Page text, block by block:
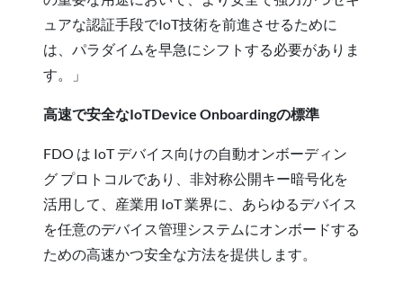
ュアな認証手段でIoT技術を前進させるために
は、パラダイムを早急にシフトする必要がありま
す。」
高速で安全なIoTDevice Onboardingの標準
FDO は IoT デバイス向けの自動オンボーディン
グ プロトコルであり、非対称公開キー暗号化を
活用して、産業用 IoT 業界に、あらゆるデバイス
を任意のデバイス管理システムにオンボードする
ための高速かつ安全な方法を提供します。